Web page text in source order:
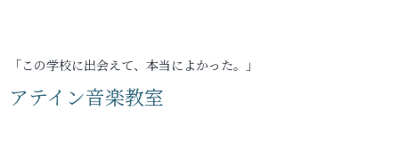
「この学校に出会えて、本当によかった。」
アテイン音楽教室